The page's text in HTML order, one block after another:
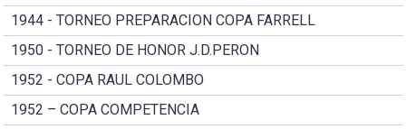
1944 - TORNEO PREPARACION COPA FARRELL
1950 - TORNEO DE HONOR J.D.PERON
1952 - COPA RAUL COLOMBO
1952 – COPA COMPETENCIA